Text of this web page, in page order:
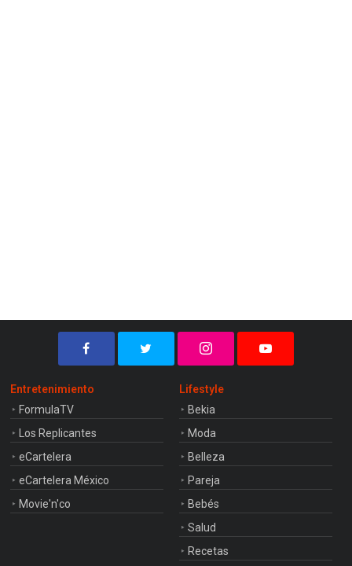
Entretenimiento
FormulaTV
Los Replicantes
eCartelera
eCartelera México
Movie'n'co
Lifestyle
Bekia
Moda
Belleza
Pareja
Bebés
Salud
Recetas